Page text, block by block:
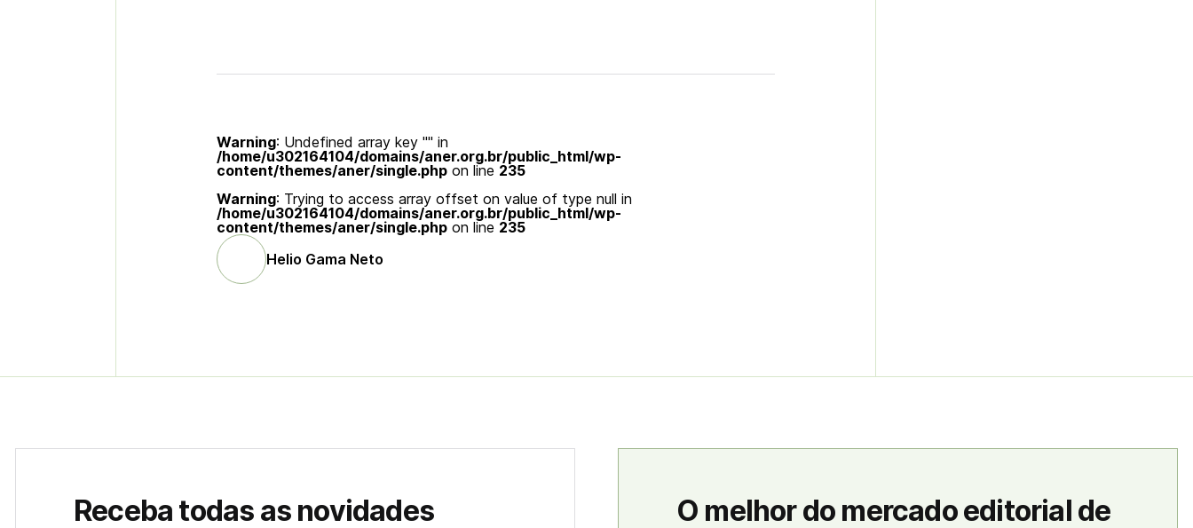
Warning: Undefined array key "" in
/home/u302164104/domains/aner.org.br/public_html/wp-
content/themes/aner/single.php on line 235
Warning: Trying to access array offset on value of type null in
/home/u302164104/domains/aner.org.br/public_html/wp-
content/themes/aner/single.php on line 235
Helio Gama Neto
Receba todas as novidades O melhor do mercado editorial de